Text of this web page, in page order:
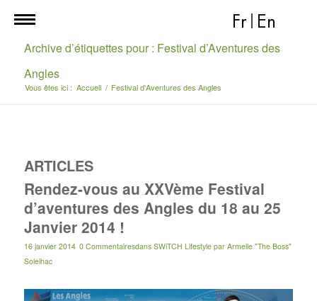
Fr En
Archive d’étiquettes pour : Festival d’Aventures des
Angles
Vous êtes ici : Accueil / Festival d'Aventures des Angles
ARTICLES
Rendez-vous au XXVème Festival
d’aventures des Angles du 18 au 25
Janvier 2014 !
16 janvier 2014 0 Commentairesdans SWiTCH Lifestyle par Armelle "The Boss"
Solelhac